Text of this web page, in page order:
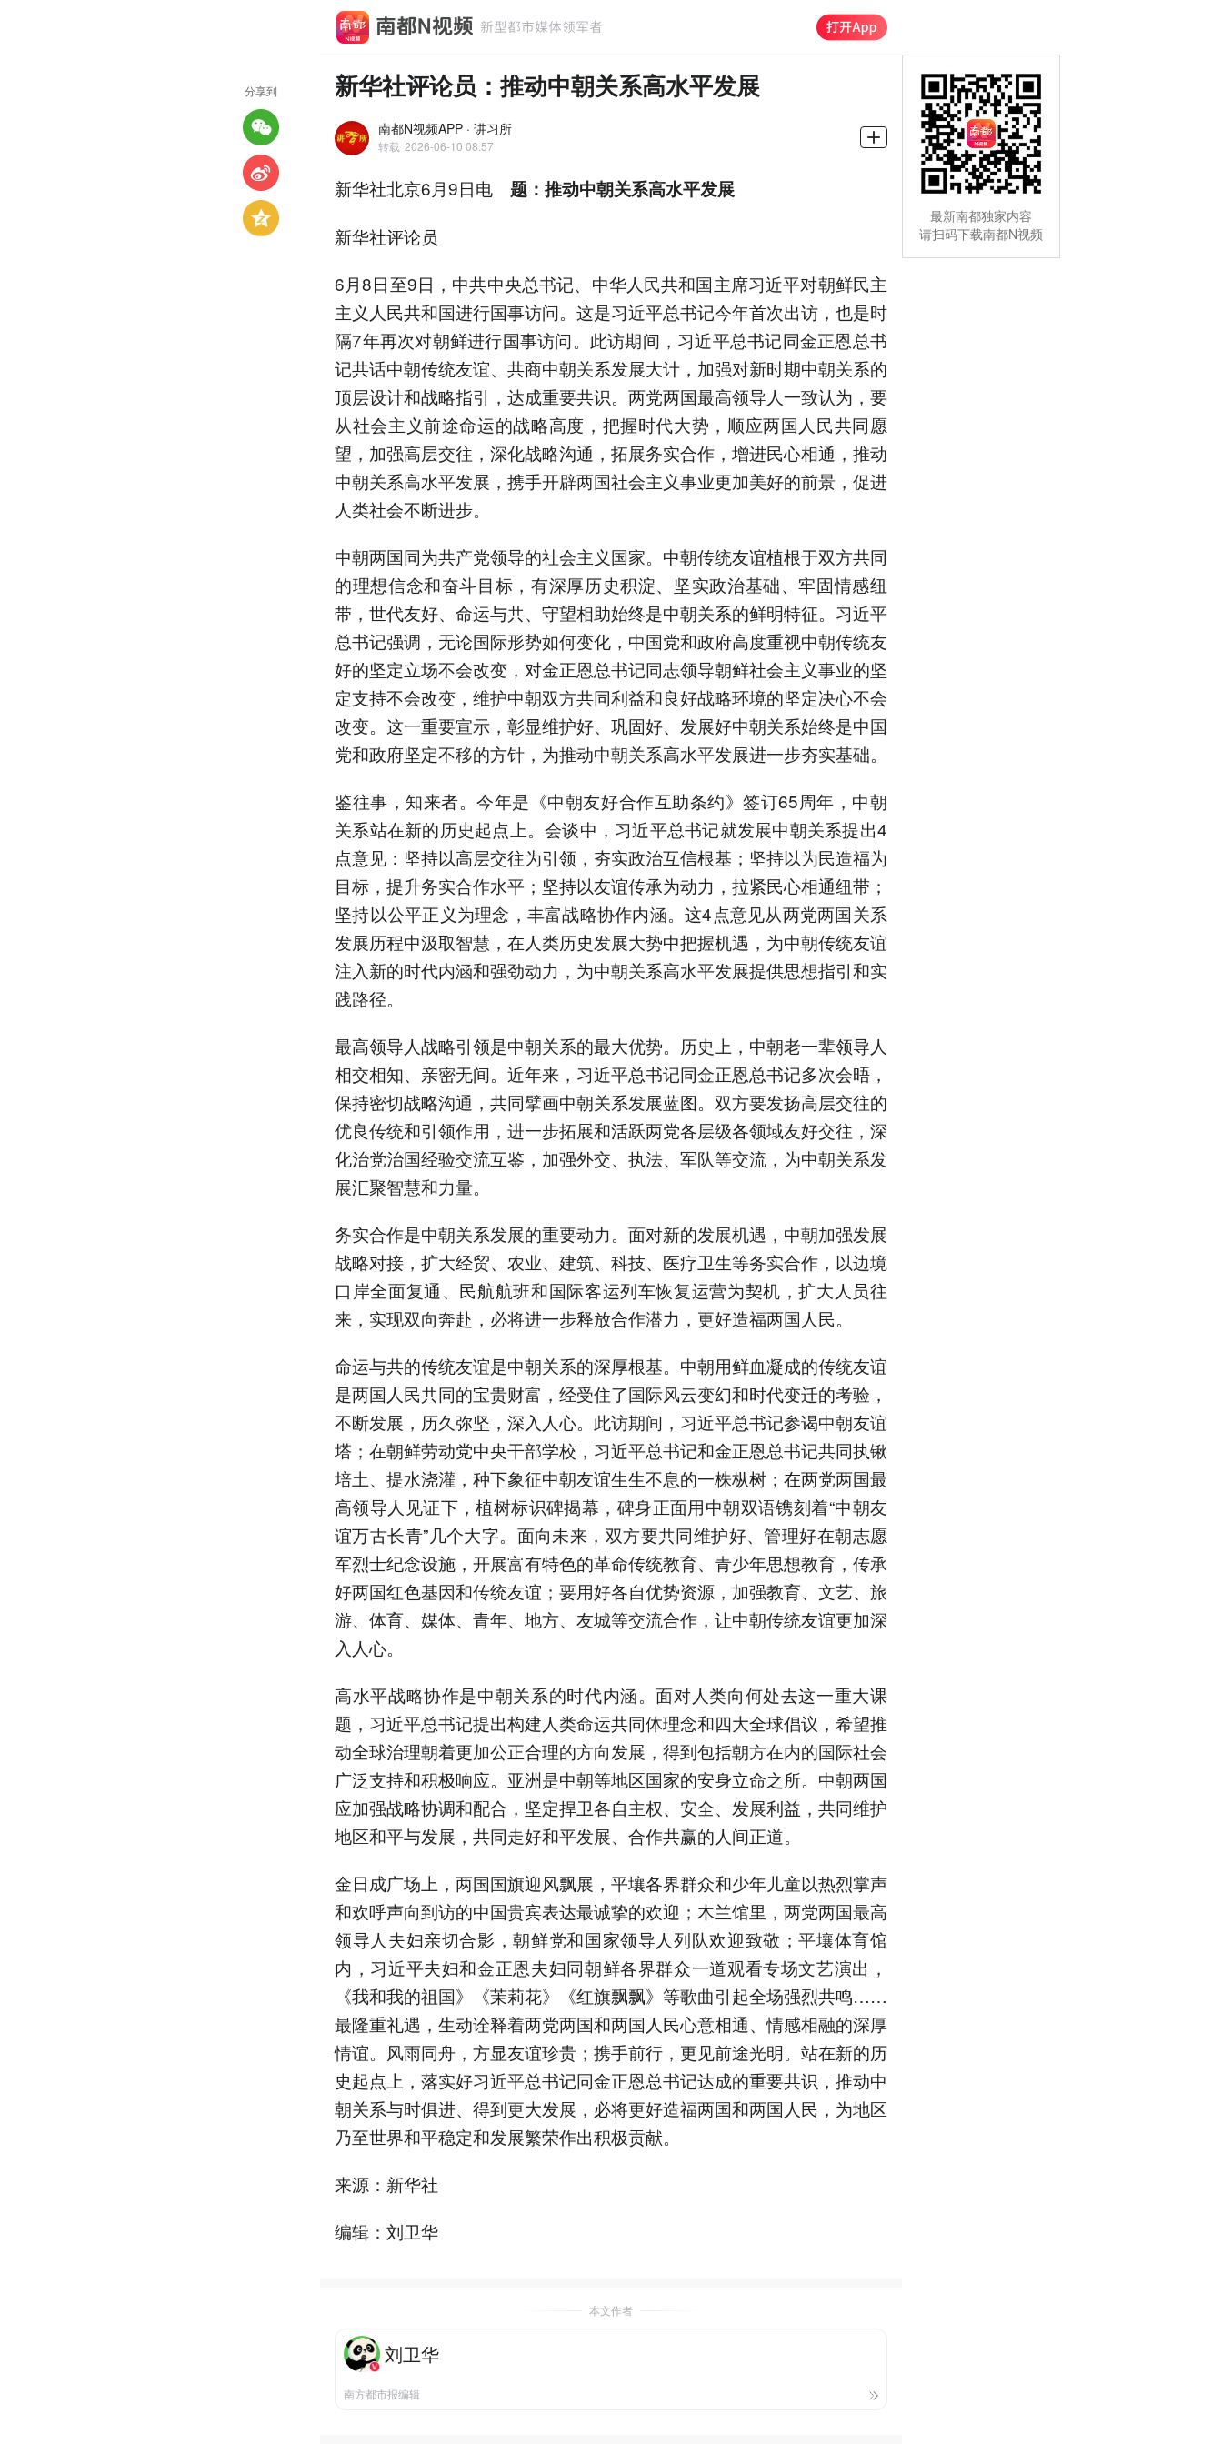
新华社评论员：推动中朝关系高水平发展
南都N视频APP · 讲习所
转载 2026-06-10 08:57
新华社北京6月9日电 题：推动中朝关系高水平发展
新华社评论员
6月8日至9日，中共中央总书记、中华人民共和国主席习近平对朝鲜民主
主义人民共和国进行国事访问。这是习近平总书记今年首次出访，也是时
隔7年再次对朝鲜进行国事访问。此访期间，习近平总书记同金正恩总书
记共话中朝传统友谊、共商中朝关系发展大计，加强对新时期中朝关系的
顶层设计和战略指引，达成重要共识。两党两国最高领导人一致认为，要
从社会主义前途命运的战略高度，把握时代大势，顺应两国人民共同愿
望，加强高层交往，深化战略沟通，拓展务实合作，增进民心相通，推动
中朝关系高水平发展，携手开辟两国社会主义事业更加美好的前景，促进
人类社会不断进步。
中朝两国同为共产党领导的社会主义国家。中朝传统友谊植根于双方共同
的理想信念和奋斗目标，有深厚历史积淀、坚实政治基础、牢固情感纽
带，世代友好、命运与共、守望相助始终是中朝关系的鲜明特征。习近平
总书记强调，无论国际形势如何变化，中国党和政府高度重视中朝传统友
好的坚定立场不会改变，对金正恩总书记同志领导朝鲜社会主义事业的坚
定支持不会改变，维护中朝双方共同利益和良好战略环境的坚定决心不会
改变。这一重要宣示，彰显维护好、巩固好、发展好中朝关系始终是中国
党和政府坚定不移的方针，为推动中朝关系高水平发展进一步夯实基础。
鉴往事，知来者。今年是《中朝友好合作互助条约》签订65周年，中朝
关系站在新的历史起点上。会谈中，习近平总书记就发展中朝关系提出4
点意见：坚持以高层交往为引领，夯实政治互信根基；坚持以为民造福为
目标，提升务实合作水平；坚持以友谊传承为动力，拉紧民心相通纽带；
坚持以公平正义为理念，丰富战略协作内涵。这4点意见从两党两国关系
发展历程中汲取智慧，在人类历史发展大势中把握机遇，为中朝传统友谊
注入新的时代内涵和强劲动力，为中朝关系高水平发展提供思想指引和实
践路径。
最高领导人战略引领是中朝关系的最大优势。历史上，中朝老一辈领导人
相交相知、亲密无间。近年来，习近平总书记同金正恩总书记多次会晤，
保持密切战略沟通，共同擘画中朝关系发展蓝图。双方要发扬高层交往的
优良传统和引领作用，进一步拓展和活跃两党各层级各领域友好交往，深
化治党治国经验交流互鉴，加强外交、执法、军队等交流，为中朝关系发
展汇聚智慧和力量。
务实合作是中朝关系发展的重要动力。面对新的发展机遇，中朝加强发展
战略对接，扩大经贸、农业、建筑、科技、医疗卫生等务实合作，以边境
口岸全面复通、民航航班和国际客运列车恢复运营为契机，扩大人员往
来，实现双向奔赴，必将进一步释放合作潜力，更好造福两国人民。
命运与共的传统友谊是中朝关系的深厚根基。中朝用鲜血凝成的传统友谊
是两国人民共同的宝贵财富，经受住了国际风云变幻和时代变迁的考验，
不断发展，历久弥坚，深入人心。此访期间，习近平总书记参谒中朝友谊
塔；在朝鲜劳动党中央干部学校，习近平总书记和金正恩总书记共同执锹
培土、提水浇灌，种下象征中朝友谊生生不息的一株枞树；在两党两国最
高领导人见证下，植树标识碑揭幕，碑身正面用中朝双语镌刻着“中朝友
谊万古长青”几个大字。面向未来，双方要共同维护好、管理好在朝志愿
军烈士纪念设施，开展富有特色的革命传统教育、青少年思想教育，传承
好两国红色基因和传统友谊；要用好各自优势资源，加强教育、文艺、旅
游、体育、媒体、青年、地方、友城等交流合作，让中朝传统友谊更加深
入人心。
高水平战略协作是中朝关系的时代内涵。面对人类向何处去这一重大课
题，习近平总书记提出构建人类命运共同体理念和四大全球倡议，希望推
动全球治理朝着更加公正合理的方向发展，得到包括朝方在内的国际社会
广泛支持和积极响应。亚洲是中朝等地区国家的安身立命之所。中朝两国
应加强战略协调和配合，坚定捍卫各自主权、安全、发展利益，共同维护
地区和平与发展，共同走好和平发展、合作共赢的人间正道。
金日成广场上，两国国旗迎风飘展，平壤各界群众和少年儿童以热烈掌声
和欢呼声向到访的中国贵宾表达最诚挚的欢迎；木兰馆里，两党两国最高
领导人夫妇亲切合影，朝鲜党和国家领导人列队欢迎致敬；平壤体育馆
内，习近平夫妇和金正恩夫妇同朝鲜各界群众一道观看专场文艺演出，
《我和我的祖国》《茉莉花》《红旗飘飘》等歌曲引起全场强烈共鸣……
最隆重礼遇，生动诠释着两党两国和两国人民心意相通、情感相融的深厚
情谊。风雨同舟，方显友谊珍贵；携手前行，更见前途光明。站在新的历
史起点上，落实好习近平总书记同金正恩总书记达成的重要共识，推动中
朝关系与时俱进、得到更大发展，必将更好造福两国和两国人民，为地区
乃至世界和平稳定和发展繁荣作出积极贡献。
来源：新华社
编辑：刘卫华
本文作者
刘卫华
南方都市报编辑
分享到
最新南都独家内容
请扫码下载南都N视频